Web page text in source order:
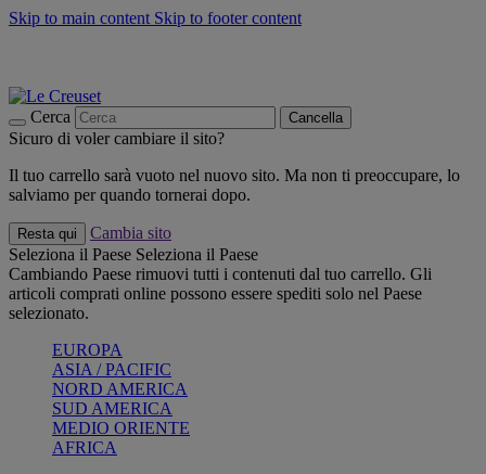
Skip to main content Skip to footer content
Cerca Cancella
Sicuro di voler cambiare il sito?
Il tuo carrello sarà vuoto nel nuovo sito. Ma non ti preoccupare, lo
salviamo per quando tornerai dopo.
Resta qui
Cambia sito
Seleziona il Paese Seleziona il Paese
Cambiando Paese rimuovi tutti i contenuti dal tuo carrello. Gli
articoli comprati online possono essere spediti solo nel Paese
selezionato.
EUROPA
ASIA / PACIFIC
NORD AMERICA
SUD AMERICA
MEDIO ORIENTE
AFRICA